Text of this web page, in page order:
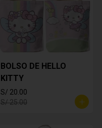
BOLSO DE HELLO
KITTY
S/ 20.00
S/ 25.00